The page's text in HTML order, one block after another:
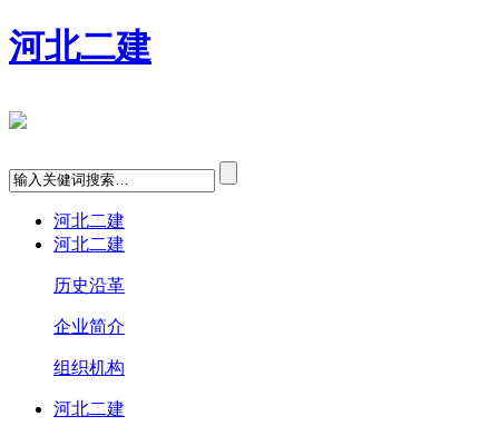
河北二建
河北二建
河北二建
历史沿革
企业简介
组织机构
河北二建